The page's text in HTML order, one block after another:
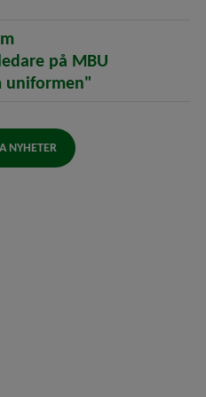
på MBU
uniformen" (öppnar
NYHETER